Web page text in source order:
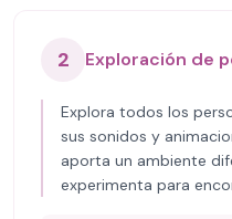
2 Exploración de
Explora todos los
sus sonidos y
aporta un ambiente
experimenta para